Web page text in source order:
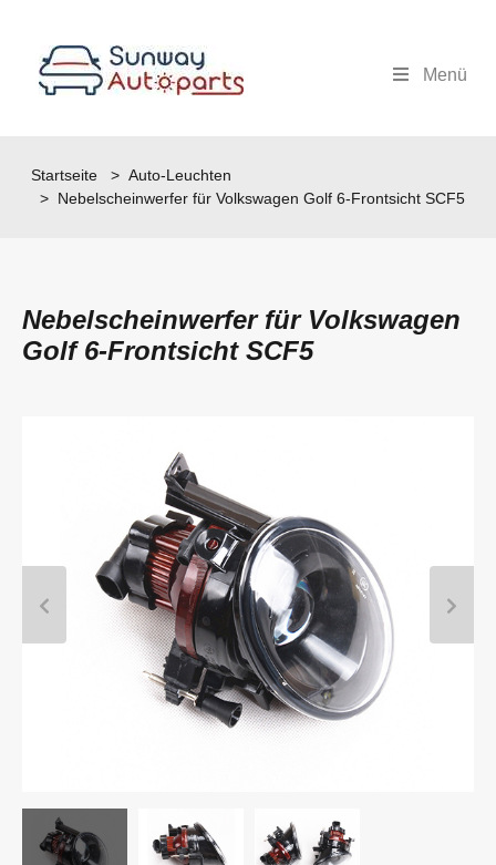
Menü
Startseite >Auto-Leuchten
> Nebelscheinwerfer für Volkswagen Golf 6-Frontsicht SCF5
Nebelscheinwerfer für Volkswagen
Golf 6-Frontsicht SCF5